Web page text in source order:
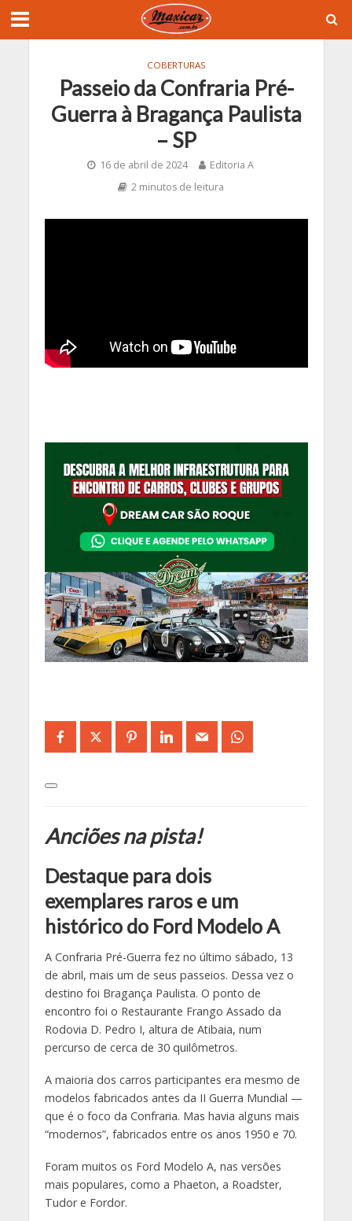
COBERTURAS
Passeio da Confraria Pré-
Guerra à Bragança Paulista
– SP
16 de abril de 2024
Editoria A
2 minutos de leitura
Anciões na pista!
Destaque para dois
exemplares raros e um
histórico do Ford Modelo A
A Confraria Pré-Guerra fez no último sábado, 13
de abril, mais um de seus passeios. Dessa vez o
destino foi Bragança Paulista. O ponto de
encontro foi o Restaurante Frango Assado da
Rodovia D. Pedro I, altura de Atibaia, num
percurso de cerca de 30 quilômetros.
A maioria dos carros participantes era mesmo de
modelos fabricados antes da II Guerra Mundial —
que é o foco da Confraria. Mas havia alguns mais
“modernos”, fabricados entre os anos 1950 e 70.
Foram muitos os Ford Modelo A, nas versões
mais populares, como a Phaeton, a Roadster,
Tudor e Fordor.